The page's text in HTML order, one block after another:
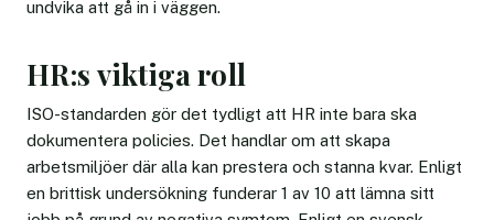
undvika att gå in i väggen.
HR:s viktiga roll
ISO-standarden gör det tydligt att HR inte bara ska
dokumentera policies. Det handlar om att skapa
arbetsmiljöer där alla kan prestera och stanna kvar. Enligt
en brittisk undersökning funderar 1 av 10 att lämna sitt